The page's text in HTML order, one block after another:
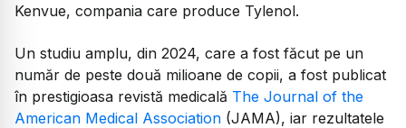
Kenvue, compania care produce Tylenol.
Un studiu amplu, din 2024, care a fost făcut pe un
număr de peste două milioane de copii, a fost publicat
în prestigioasa revistă medicală The Journal of the
American Medical Association (JAMA), iar rezultatele